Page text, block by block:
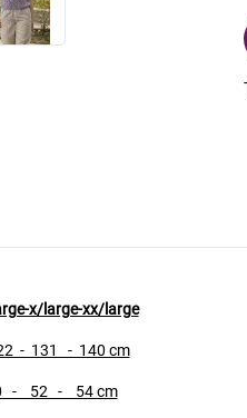
x/large-xx/large
131 - 140 cm
- 54 cm